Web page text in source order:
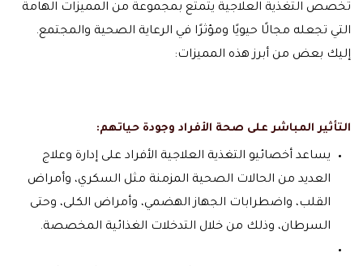
تخصص التغذية العلاجية يتمتع بمجموعة من المميزات الهامة
التي تجعله مجالًا حيويًا ومؤثرًا في الرعاية الصحية والمجتمع.
إليك بعض من أبرز هذه المميزات:
التأثير المباشر على صحة الأفراد وجودة حياتهم:
يساعد أخصائيو التغذية العلاجية الأفراد على إدارة وعلاج
العديد من الحالات الصحية المزمنة مثل السكري، وأمراض
القلب، واضطرابات الجهاز الهضمي، وأمراض الكلى، وحتى
السرطان، وذلك من خلال التدخلات الغذائية المخصصة.